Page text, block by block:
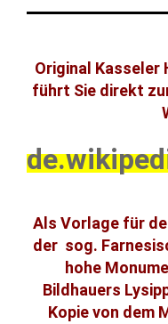
Original Kasseler
führt Sie direkt
Als Vorlage für
der sog.
hohe
Bildhauers
Kopie von dem